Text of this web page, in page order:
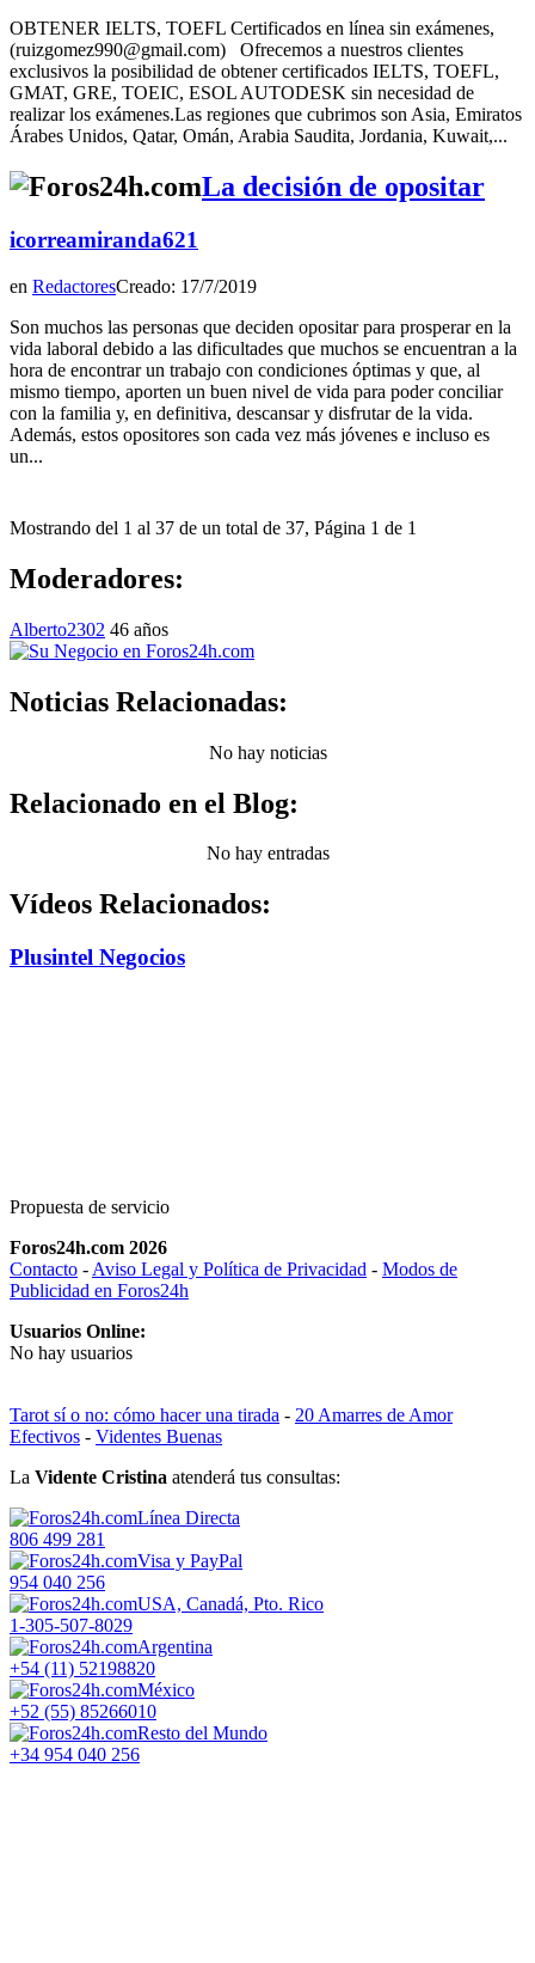
OBTENER IELTS, TOEFL Certificados en línea sin exámenes,
(ruizgomez990@gmail.com) Ofrecemos a nuestros clientes
exclusivos la posibilidad de obtener certificados IELTS, TOEFL,
GMAT, GRE, TOEIC, ESOL AUTODESK sin necesidad de
realizar los exámenes.Las regiones que cubrimos son Asia, Emiratos
Árabes Unidos, Qatar, Omán, Arabia Saudita, Jordania, Kuwait,...
La decisión de opositar
icorreamiranda621
en RedactoresCreado: 17/7/2019
Son muchos las personas que deciden opositar para prosperar en la
vida laboral debido a las dificultades que muchos se encuentran a la
hora de encontrar un trabajo con condiciones óptimas y que, al
mismo tiempo, aporten un buen nivel de vida para poder conciliar
con la familia y, en definitiva, descansar y disfrutar de la vida.
Además, estos opositores son cada vez más jóvenes e incluso es
un...
Mostrando del 1 al 37 de un total de 37, Página 1 de 1
Moderadores:
Alberto2302 46 años
Noticias Relacionadas:
No hay noticias
Relacionado en el Blog:
No hay entradas
Vídeos Relacionados:
Plusintel Negocios
Propuesta de servicio
Foros24h.com 2026
Contacto - Aviso Legal y Política de Privacidad - Modos de
Publicidad en Foros24h
Usuarios Online:
No hay usuarios
Tarot sí o no: cómo hacer una tirada - 20 Amarres de Amor
Efectivos - Videntes Buenas
La Vidente Cristina atenderá tus consultas:
Línea Directa
806 499 281
Visa y PayPal
954 040 256
USA, Canadá, Pto. Rico
1-305-507-8029
Argentina
+54 (11) 52198820
México
+52 (55) 85266010
Resto del Mundo
+34 954 040 256